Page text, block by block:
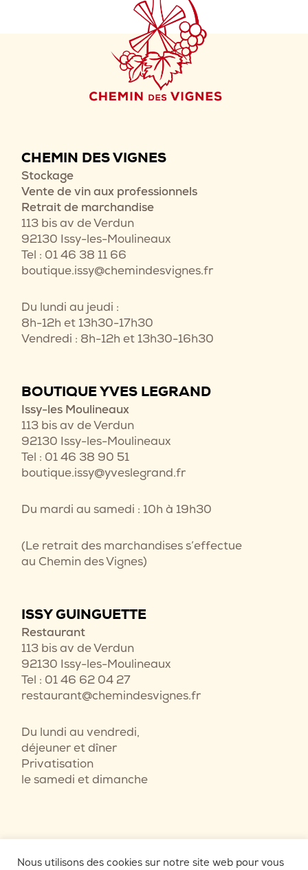
CHEMIN DES VIGNES
Stockage
Vente de vin aux professionnels
Retrait de marchandise
113 bis av de Verdun
92130 Issy-les-Moulineaux
Tel : 01 46 38 11 66
boutique.issy@chemindesvignes.fr
Du lundi au jeudi :
8h-12h et 13h30-17h30
Vendredi : 8h-12h et 13h30-16h30
BOUTIQUE YVES LEGRAND
Issy-les Moulineaux
113 bis av de Verdun
92130 Issy-les-Moulineaux
Tel : 01 46 38 90 51
boutique.issy@yveslegrand.fr
Du mardi au samedi : 10h à 19h30
(Le retrait des marchandises s’effectue
au Chemin des Vignes)
ISSY GUINGUETTE
Restaurant
113 bis av de Verdun
92130 Issy-les-Moulineaux
Tel : 01 46 62 04 27
restaurant@chemindesvignes.fr
Du lundi au vendredi,
déjeuner et dîner
Privatisation
le samedi et dimanche
Nous utilisons des cookies sur notre site web pour vous